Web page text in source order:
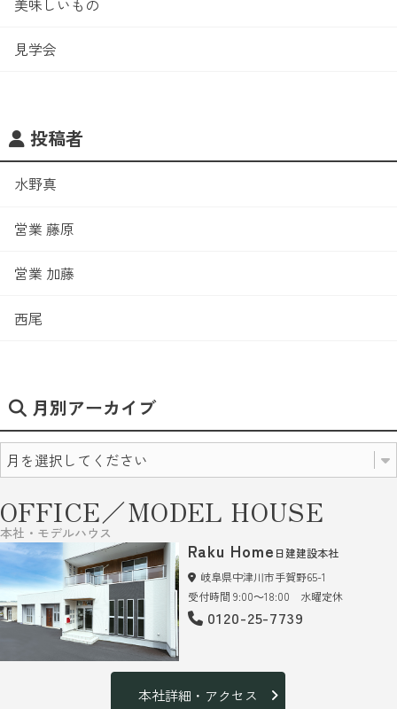
見学会
投稿者
水野真
営業 藤原
営業 加藤
西尾
月別アーカイブ
OFFICE／MODEL HOUSE
本社・モデルハウス
Raku Home 日建建設本社
岐阜県中津川市手賀野65-1
受付時間 9:00～18:00 水曜定休
0120-25-7739
本社詳細・アクセス